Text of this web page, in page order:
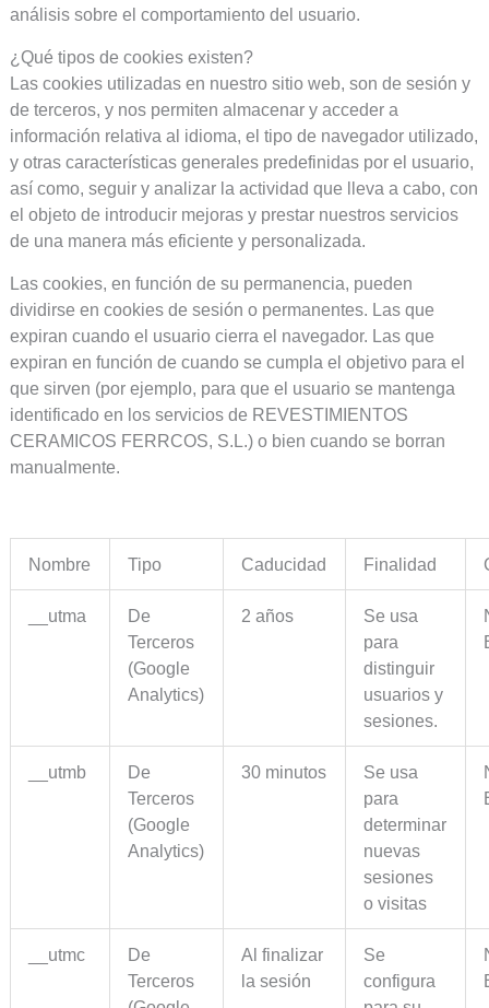
análisis sobre el comportamiento del usuario.
¿Qué tipos de cookies existen?
Las cookies utilizadas en nuestro sitio web, son de sesión y
de terceros, y nos permiten almacenar y acceder a
información relativa al idioma, el tipo de navegador utilizado,
y otras características generales predefinidas por el usuario,
así como, seguir y analizar la actividad que lleva a cabo, con
el objeto de introducir mejoras y prestar nuestros servicios
de una manera más eficiente y personalizada.
Las cookies, en función de su permanencia, pueden
dividirse en cookies de sesión o permanentes. Las que
expiran cuando el usuario cierra el navegador. Las que
expiran en función de cuando se cumpla el objetivo para el
que sirven (por ejemplo, para que el usuario se mantenga
identificado en los servicios de REVESTIMIENTOS
CERAMICOS FERRCOS, S.L.) o bien cuando se borran
manualmente.
Nombre Tipo Caducidad Finalidad
__utma
De
Terceros
(Google
Analytics)
2 años
Se usa
para
distinguir
usuarios y
sesiones.
__utmb
De
Terceros
(Google
Analytics)
30 minutos
Se usa
para
determinar
nuevas
sesiones
o visitas
__utmc
De
Terceros
Al finalizar
la sesión
Se
configura